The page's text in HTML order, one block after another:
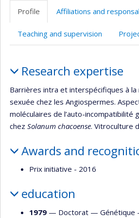
Profile Affiliations and
Teaching and supervision
Research expertise
Barrières intra et interspécifiques à
sexuée chez les Angiospermes.
moléculaires de l’auto-incompatibilité
chez Solanum chacoense. Vitroculture
Awards and
Prix initiative - 2016
education
1979 — Doctorat — Génétique